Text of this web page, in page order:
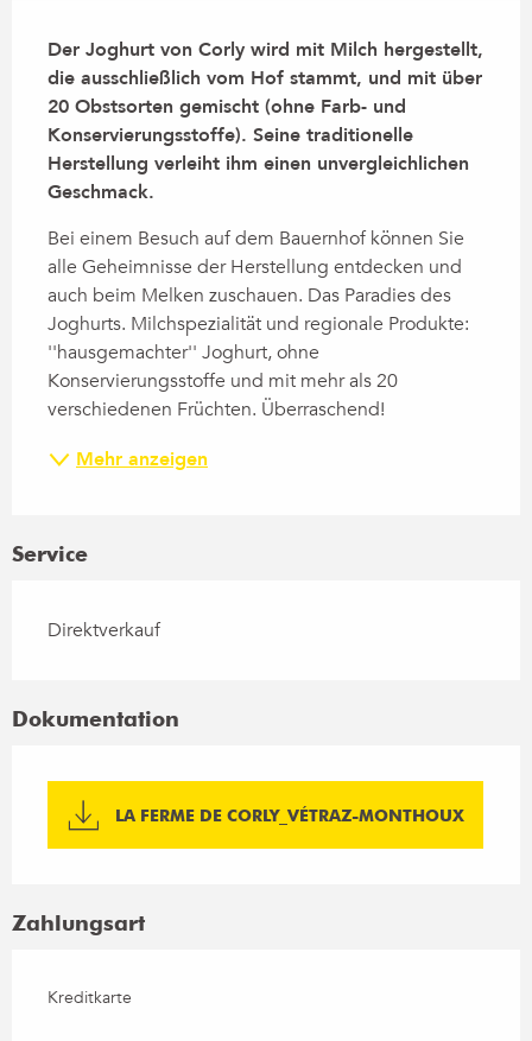
Der Joghurt von Corly wird mit Milch hergestellt,
die ausschließlich vom Hof stammt, und mit über
20 Obstsorten gemischt (ohne Farb- und
Konservierungsstoffe). Seine traditionelle
Herstellung verleiht ihm einen unvergleichlichen
Geschmack.
Bei einem Besuch auf dem Bauernhof können Sie
alle Geheimnisse der Herstellung entdecken und
auch beim Melken zuschauen. Das Paradies des
Joghurts. Milchspezialität und regionale Produkte:
''hausgemachter'' Joghurt, ohne
Konservierungsstoffe und mit mehr als 20
verschiedenen Früchten. Überraschend!
Mehr anzeigen
Service
Direktverkauf
Dokumentation
LA FERME DE CORLY_VÉTRAZ-MONTHOUX
Zahlungsart
Kreditkarte